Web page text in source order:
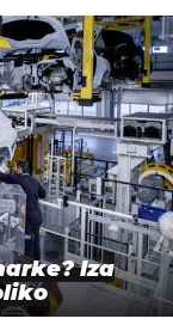
Iza